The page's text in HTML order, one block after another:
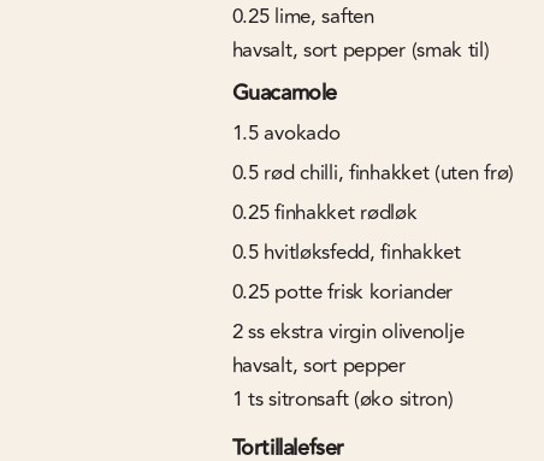
0.25 lime, saften
havsalt, sort pepper (smak til)
Guacamole
1.5avokado
0.5 rød chilli, finhakket (uten frø)
0.25finhakket rødløk
0.5 hvitløksfedd, finhakket
0.25 potte frisk koriander
2ssekstra virgin olivenolje
havsalt, sort pepper
1 tssitronsaft (øko sitron)
Tortillalefser